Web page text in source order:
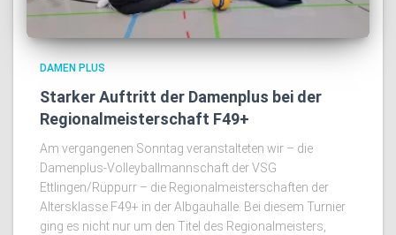
DAMEN PLUS
Starker Auftritt der Damenplus bei der
Regionalmeisterschaft F49+
Am vergangenen Sonntag veranstalteten wir – die
Damenplus-Volleyballmannschaft der VSG
Ettlingen/Rüppurr – die Regionalmeisterschaften der
Altersklasse F49+ in der Albgauhalle. Bei diesem Turnier
ging es nicht nur um den Titel des Regionalmeisters,